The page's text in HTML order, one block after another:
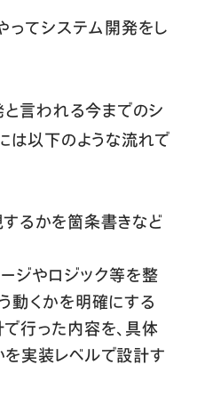
ってシステム開発をし
と言われる今までのシ
は以下のような流れで
するかを箇条書きなど
ージやロジック等を整
動くかを明確にする
で行った内容を、具体
実装レベルで設計す